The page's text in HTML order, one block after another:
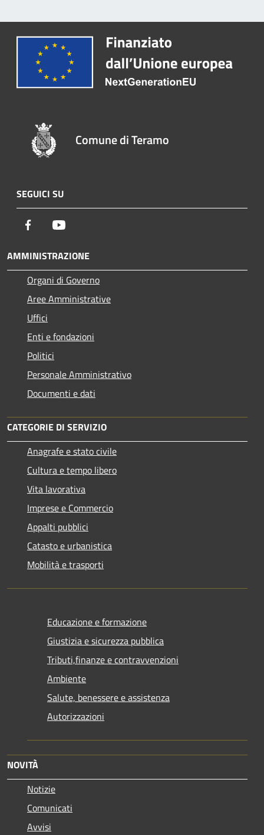
Comune di Teramo
SEGUICI SU
Facebook
AMMINISTRAZIONE
Organi di Governo
Aree Amministrative
Uffici
Enti e fondazioni
Politici
Personale Amministrativo
Documenti e dati
CATEGORIE DI SERVIZIO
Anagrafe e stato civile
Cultura e tempo libero
Vita lavorativa
Imprese e Commercio
Appalti pubblici
Catasto e urbanistica
Mobilità e trasporti
Educazione e formazione
Giustizia e sicurezza pubblica
Tributi,finanze e contravvenzioni
Ambiente
Salute, benessere e assistenza
Autorizzazioni
NOVITÀ
Notizie
Comunicati
Avvisi